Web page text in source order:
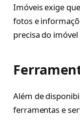
Imóveis exige
fotos e
precisa do
Além de
ferramentas e